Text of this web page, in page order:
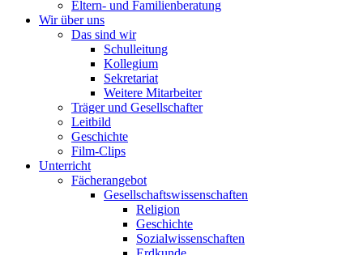
Eltern- und Familienberatung
Wir über uns
Das sind wir
Schulleitung
Kollegium
Sekretariat
Weitere Mitarbeiter
Träger und Gesellschafter
Leitbild
Geschichte
Film-Clips
Unterricht
Fächerangebot
Gesellschaftswissenschaften
Religion
Geschichte
Sozialwissenschaften